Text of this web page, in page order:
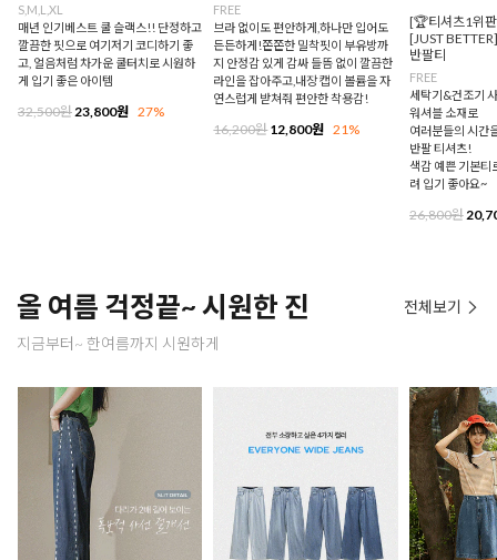
S,M,L,XL
매년 인기베스트 쿨 슬랙스!! 단정하고
깔끔한 핏으로 여기저기 코디하기 좋
고, 얼음처럼 차가운 쿨터치로 시원하
게 입기 좋은 아이템
32,500원 23,800원 27%
FREE
브라 없이도 편안하게,하나만 입어도
든든하게!쫀쫀한 밀착핏이 부유방까
지 안정감 있게 감싸 들뜸 없이 깔끔한
라인을 잡아주고,내장 캡이 볼륨을 자
연스럽게 받쳐줘 편안한 착용감!
16,200원12,800원 21%
[🏆티셔츠1위
[JUST
반팔티
FREE
세탁기&건조기
워셔블 소재로
여러분들의 시간
반팔 티셔츠!
색감 예쁜 기본티
려 입기 좋아요~
26,800원
올 여름 걱정끝~ 시원한 진
지금부터~ 한여름까지 시원하게
전체보기